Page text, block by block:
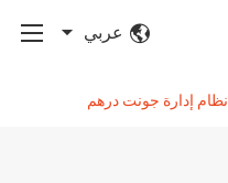
عربي
نظام إدارة جونت درهم